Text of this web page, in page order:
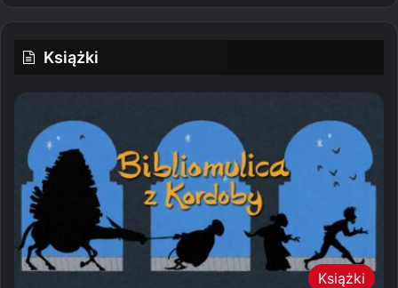
Książki
Książki